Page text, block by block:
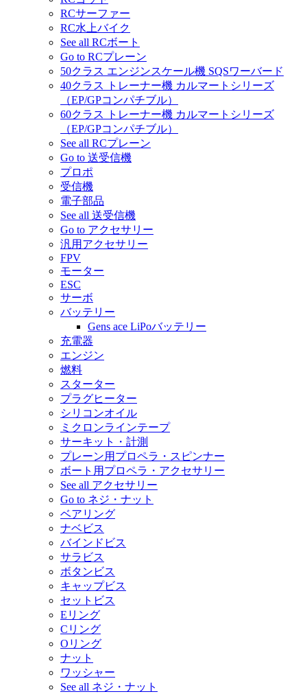
RCサーファー
RC水上バイク
See all RCボート
Go to RCプレーン
50クラス エンジンスケール機 SQSワーバード
40クラス トレーナー機 カルマートシリーズ
（EP/GPコンパチブル）
60クラス トレーナー機 カルマートシリーズ
（EP/GPコンパチブル）
See all RCプレーン
Go to 送受信機
プロポ
受信機
電子部品
See all 送受信機
Go to アクセサリー
汎用アクセサリー
FPV
モーター
ESC
サーボ
バッテリー
Gens ace LiPoバッテリー
充電器
エンジン
燃料
スターター
プラグヒーター
シリコンオイル
ミクロンラインテープ
サーキット・計測
プレーン用プロペラ・スピンナー
ボート用プロペラ・アクセサリー
See all アクセサリー
Go to ネジ・ナット
ベアリング
ナベビス
バインドビス
サラビス
ボタンビス
キャップビス
セットビス
Eリング
Cリング
Oリング
ナット
ワッシャー
See all ネジ・ナット